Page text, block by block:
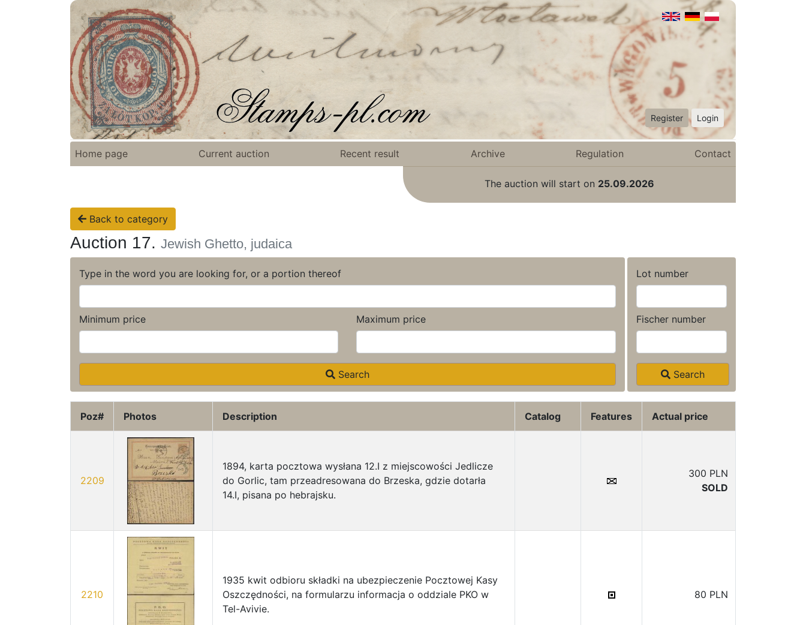
Register Login
Home page Current auction Recent result Archive Regulation Contact
The auction will start on 25.09.2026
Back to category
Auction 17. Jewish Ghetto, judaica
Type in the word you are looking for, or a portion thereof
Minimum price Maximum price
Search
Lot number
Fischer number
Search
Poz# Photos Description Catalog Features Actual price
2209
1894, karta pocztowa wysłana 12.I z miejscowości Jedlicze
do Gorlic, tam przeadresowana do Brzeska, gdzie dotarła
14.I, pisana po hebrajsku.
300 PLN
SOLD
2210
1935 kwit odbioru składki na ubezpieczenie Pocztowej Kasy
Oszczędności, na formularzu informacja o oddziale PKO w
Tel-Avivie.
80 PLN